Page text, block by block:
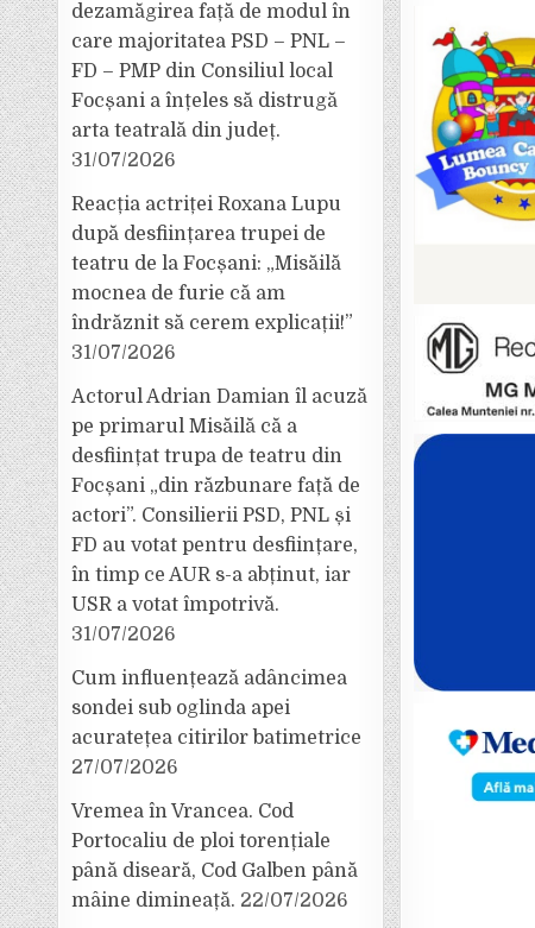
dezamăgirea față de modul în
care majoritatea PSD – PNL –
FD – PMP din Consiliul local
Focșani a înțeles să distrugă
arta teatrală din județ.
31/07/2026
Reacția actriței Roxana Lupu
după desființarea trupei de
teatru de la Focșani: „Misăilă
mocnea de furie că am
îndrăznit să cerem explicații!”
31/07/2026
Actorul Adrian Damian îl acuză
pe primarul Misăilă că a
desființat trupa de teatru din
Focșani „din răzbunare față de
actori”. Consilierii PSD, PNL și
FD au votat pentru desființare,
în timp ce AUR s-a abținut, iar
USR a votat împotrivă.
31/07/2026
Cum influențează adâncimea
sondei sub oglinda apei
acuratețea citirilor batimetrice
27/07/2026
Vremea în Vrancea. Cod
Portocaliu de ploi torențiale
până diseară, Cod Galben până
mâine dimineață. 22/07/2026